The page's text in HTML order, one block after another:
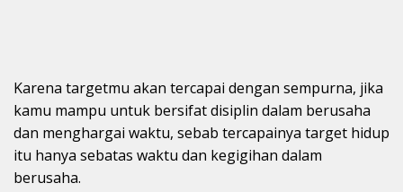
Karena targetmu akan tercapai dengan sempurna, jika
kamu mampu untuk bersifat disiplin dalam berusaha
dan menghargai waktu, sebab tercapainya target hidup
itu hanya sebatas waktu dan kegigihan dalam
berusaha.